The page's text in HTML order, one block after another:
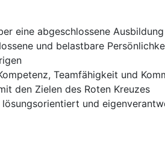
eine abgeschlossene
und belastbare
Teamfähigkeit und
den Zielen des Roten Kreuzes
lösungsorientiert und